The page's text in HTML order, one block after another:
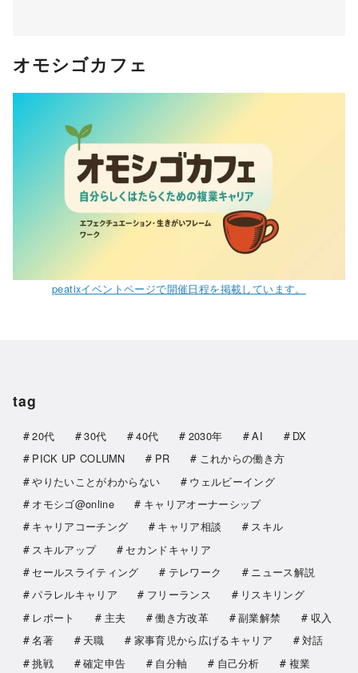
オモシゴカフェ
peatixイベントページで開催日程を掲載しています。
tag
20代 30代 40代 2030年 AI
DX
PICK UP COLUMN
PR
これからの働き方
やりたいことがわからない
ウェルビーイング
オモシゴ@online
キャリアオーナーシップ
キャリアコーチング
キャリア相談
スキル
スキルアップ
セカンドキャリア
セールスライティング
テレワーク
ニュース解説
パラレルキャリア
フリーランス
リスキリング
レポート
主夫 働き方改革 副業解禁
収入
名著
天職 家事育児から広げるキャリア
対話
挑戦
確定申告 自分軸 自己分析 複業